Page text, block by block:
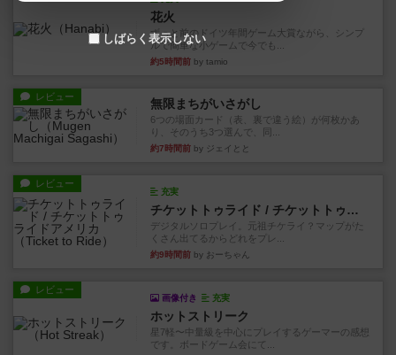
花火
ずっと前のドイツ年間ゲーム大賞ながら、シンプ
ルで簡単な小ゲームで今でも...
約5時間前 by tamio
レビュー 無限まちがいさがし
6つの場面カード（表、裏で違う絵）が何枚かあ
り、そのうち3つ選んで、同...
約7時間前 by ジェイとと
レビュー
充実
チケットトゥライド / チケットトゥライドアメリカ
デジタルソロプレイ。元祖チケライ？マップがた
くさん出てるからどれをプレ...
約9時間前 by おーちゃん
レビュー
画像付き 充実
ホットストリーク
星7軽〜中量級を中心にプレイするゲーマーの感想
です。ボードゲーム会にて...
しばらく表示しない